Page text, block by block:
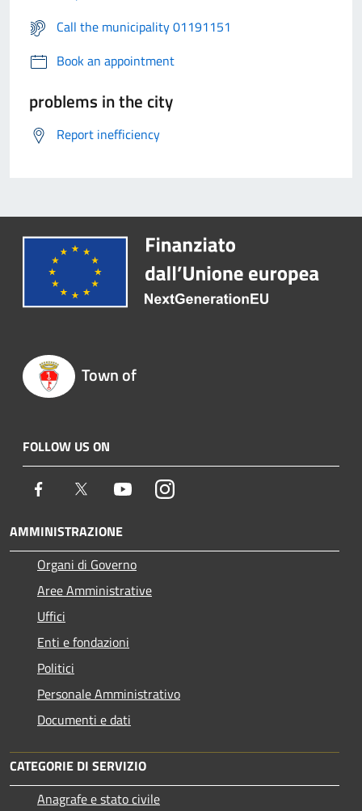
Call the municipality 01191151
Book an appointment
problems in the city
Report inefficiency
Town of
FOLLOW US ON
Facebook Twitter YoutubeInstagram
AMMINISTRAZIONE
Organi di Governo
Aree Amministrative
Uffici
Enti e fondazioni
Politici
Personale Amministrativo
Documenti e dati
CATEGORIE DI SERVIZIO
Anagrafe e stato civile